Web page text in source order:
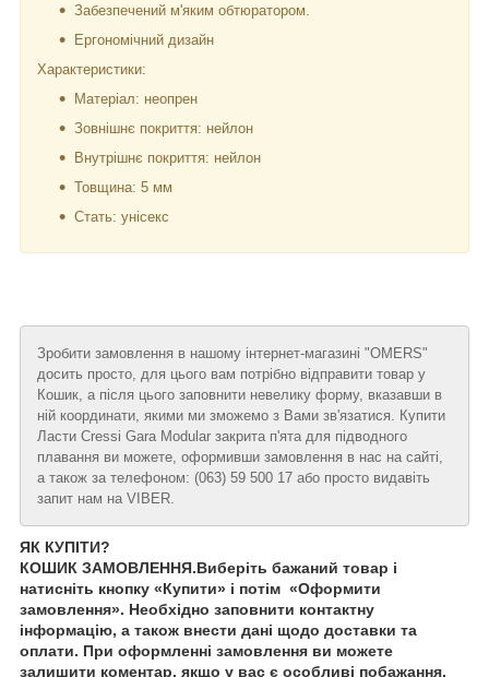
Забезпечений м'яким обтюратором.
Ергономічний дизайн
Характеристики:
Матеріал: неопрен
Зовнішнє покриття: нейлон
Внутрішнє покриття: нейлон
Товщина: 5 мм
Стать: унісекс
Зробити замовлення в нашому інтернет-магазині "OMERS"
досить просто, для цього вам потрібно відправити товар у
Кошик, а після цього заповнити невелику форму, вказавши в
ній координати, якими ми зможемо з Вами зв'язатися. Купити
Ласти Cressi Gara Modular закрита п'ята для підводного
плавання ви можете, оформивши замовлення в нас на сайті,
а також за телефоном: (063) 59 500 17 або просто видавіть
запит нам на VIBER.
ЯК КУПІТИ?
КОШИК ЗАМОВЛЕННЯ.Виберіть бажаний товар і
натисніть кнопку «Купити» і потім «Оформити
замовлення». Необхідно заповнити контактну
інформацію, а також внести дані щодо доставки та
оплати. При оформленні замовлення ви можете
залишити коментар, якщо у вас є особливі побажання.